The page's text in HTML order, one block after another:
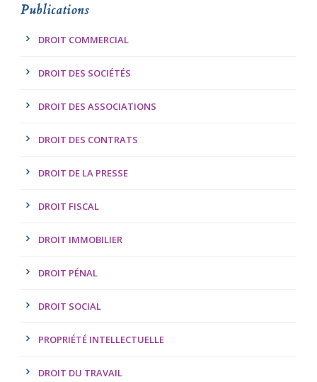
Publications
DROIT COMMERCIAL
DROIT DES SOCIÉTÉS
DROIT DES ASSOCIATIONS
DROIT DES CONTRATS
DROIT DE LA PRESSE
DROIT FISCAL
DROIT IMMOBILIER
DROIT PÉNAL
DROIT SOCIAL
PROPRIÉTÉ INTELLECTUELLE
DROIT DU TRAVAIL